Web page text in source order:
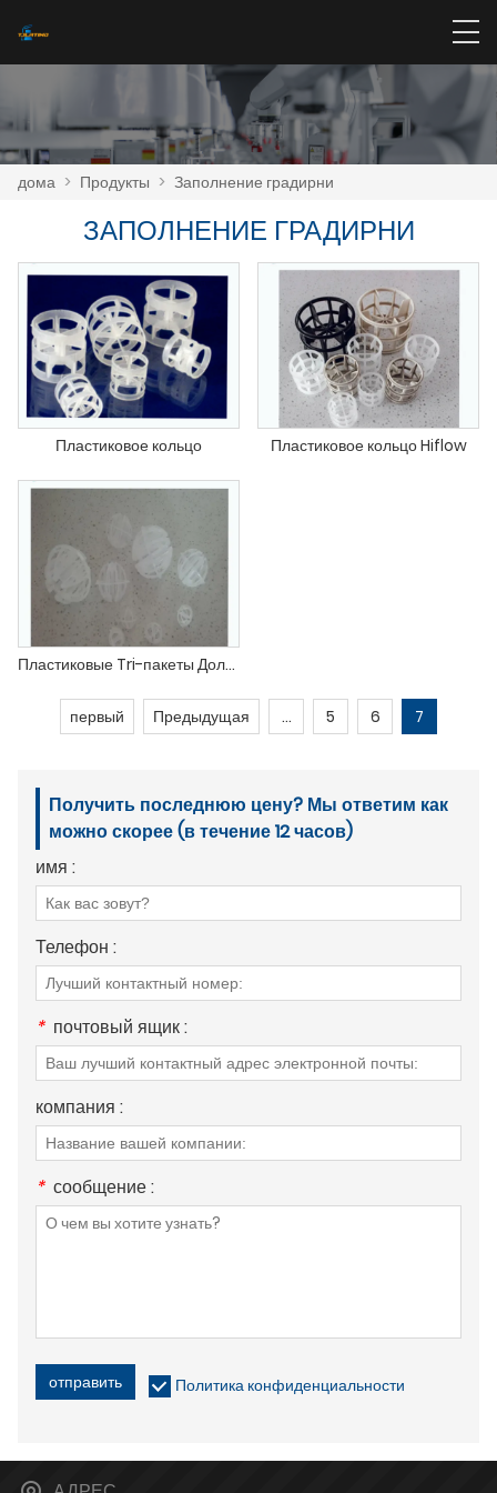
дома > Продукты > Заполнение градирни
ЗАПОЛНЕНИЕ ГРАДИРНИ
Пластиковое кольцо Пластиковое кольцо Hiflow
Пластиковые Tri-пакеты Долин
первый Предыдущая ... 5 6 7
Получить последнюю цену? Мы ответим как
можно скорее (в течение 12 часов)
имя :
Телефон :
* почтовый ящик :
компания :
* сообщение :
отправить Политика конфиденциальности